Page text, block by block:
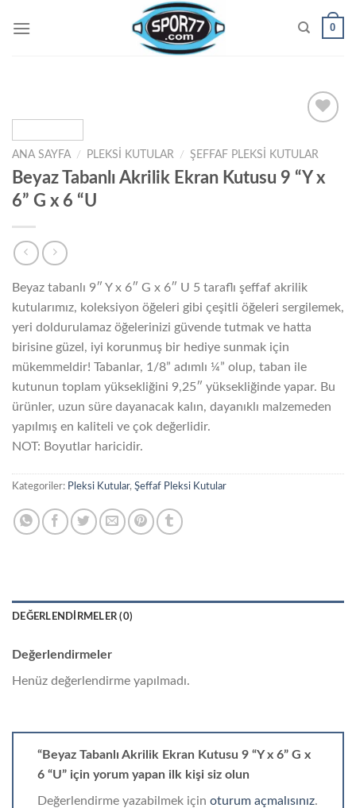
0
wishlist
ANA SAYFA / PLEKSI KUTULAR / ŞEFFAF PLEKSI KUTULAR
Beyaz Tabanlı Akrilik Ekran Kutusu 9 “Y x
6” G x 6 “U
Beyaz tabanlı 9″ Y x 6″ G x 6″ U 5 taraflı şeffaf akrilik
kutularımız, koleksiyon öğeleri gibi çeşitli öğeleri sergilemek,
yeri doldurulamaz öğelerinizi güvende tutmak ve hatta
birisine güzel, iyi korunmuş bir hediye sunmak için
mükemmeldir! Tabanlar, 1/8” adımlı ¼” olup, taban ile
kutunun toplam yüksekliğini 9,25″ yüksekliğinde yapar. Bu
ürünler, uzun süre dayanacak kalın, dayanıklı malzemeden
yapılmış en kaliteli ve çok değerlidir.
NOT: Boyutlar haricidir.
Kategoriler: Pleksi Kutular, Şeffaf Pleksi Kutular
DEĞERLENDIRMELER (0)
Değerlendirmeler
Henüz değerlendirme yapılmadı.
“Beyaz Tabanlı Akrilik Ekran Kutusu 9 “Y x 6” G x
6 “U” için yorum yapan ilk kişi siz olun
Değerlendirme yazabilmek için oturum açmalısınız.